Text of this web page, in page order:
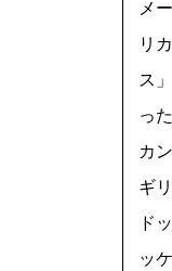
メ
リ
ス
っ
カ
ギ
ド
ッ